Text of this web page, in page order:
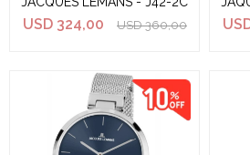
USD 324,00 USD 360,00